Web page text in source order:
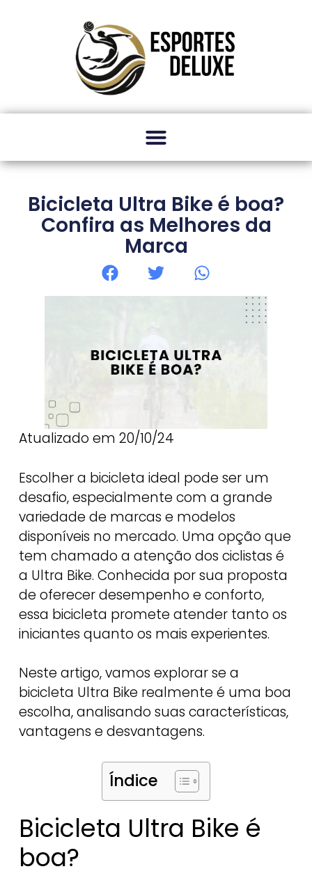
Bicicleta Ultra Bike é boa?
Confira as Melhores da
Marca
Atualizado em 20/10/24
Escolher a bicicleta ideal pode ser um
desafio, especialmente com a grande
variedade de marcas e modelos
disponíveis no mercado. Uma opção que
tem chamado a atenção dos ciclistas é
a Ultra Bike. Conhecida por sua proposta
de oferecer desempenho e conforto,
essa bicicleta promete atender tanto os
iniciantes quanto os mais experientes.
Neste artigo, vamos explorar se a
bicicleta Ultra Bike realmente é uma boa
escolha, analisando suas características,
vantagens e desvantagens.
Índice
Bicicleta Ultra Bike é
boa?